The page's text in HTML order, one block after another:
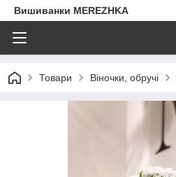
Вишиванки MEREZHKA
Товари Віночки, обручі